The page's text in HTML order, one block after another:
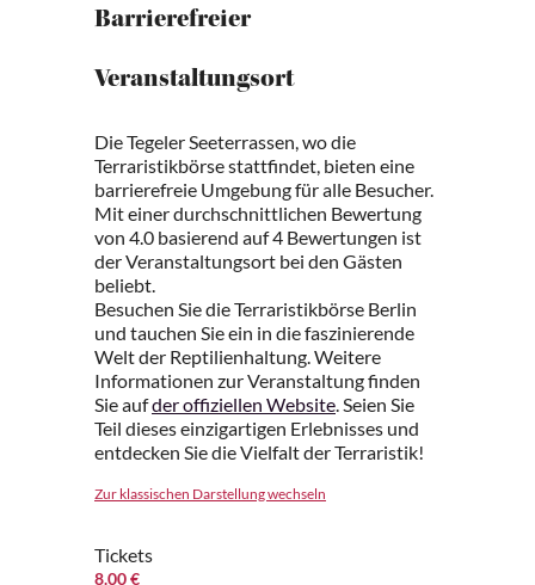
Barrierefreier
Veranstaltungsort
Die Tegeler Seeterrassen, wo die
Terraristikbörse stattfindet, bieten eine
barrierefreie Umgebung für alle Besucher.
Mit einer durchschnittlichen Bewertung
von 4.0 basierend auf 4 Bewertungen ist
der Veranstaltungsort bei den Gästen
beliebt.
Besuchen Sie die Terraristikbörse Berlin
und tauchen Sie ein in die faszinierende
Welt der Reptilienhaltung. Weitere
Informationen zur Veranstaltung finden
Sie aufder offiziellen Website. Seien Sie
Teil dieses einzigartigen Erlebnisses und
entdecken Sie die Vielfalt der Terraristik!
Zur klassischen Darstellung wechseln
Tickets
8.00 €